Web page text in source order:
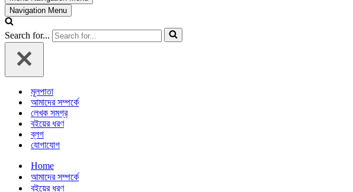
Navigation Menu
Search for...
মূলপাতা
আমাদের সম্পর্কে
লেখক সমগ্র
বইয়ের ধরণ
ব্লগ
যোগাযোগ
Home
আমাদের সম্পর্কে
বইয়ের ধরণ